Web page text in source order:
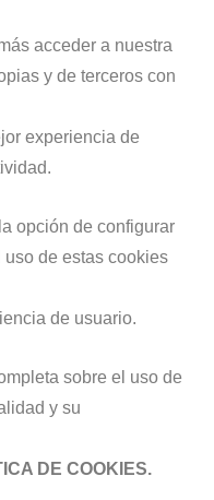
acceder a nuestra
y de terceros con
experiencia de
opción de configurar
de estas cookies
de usuario.
sobre el uso de
y su
DE COOKIES.